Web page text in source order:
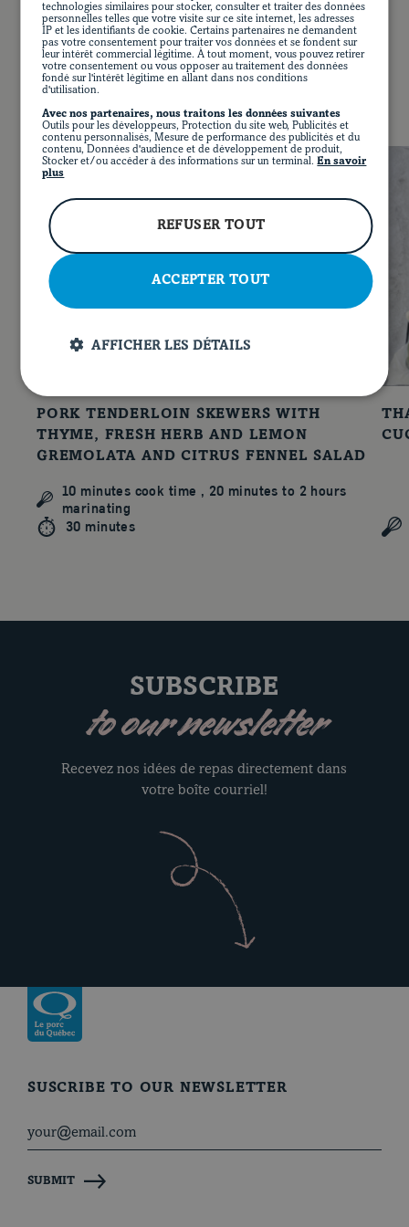
FR
FACEBOOKINSTAGRAMPINTEREST
until crispy.
Top tortillas with sliced pork, crispy vegetables, sour
cream and salsa or top sandwich bread with sliced
pork, served with pickled onions, herb mayonnaise and
in a bowl over rice or noodles and top with General Tao
sauce.
YOU MAY ALSO LIKE
PORK TENDERLOIN SKEWERS WITH
THYME, FRESH HERB AND LEMON
GREMOLATA AND CITRUS FENNEL SALAD
10 minutes cook time , 20 minutes to 2 hours
marinating
30 minutes
SUBSCRIBE
to our newsletter
Recevez nos idées de repas directement dans
votre boîte courriel!
Return to homepage
SUSCRIBE TO OUR NEWSLETTER
SUBMIT
technologies similaires pour stocker, consulter et traiter des données
personnelles telles que votre visite sur ce site internet, les adresses
IP et les identifiants de cookie. Certains partenaires ne demandent
pas votre consentement pour traiter vos données et se fondent sur
leur intérêt commercial légitime. À tout moment, vous pouvez retirer
votre consentement ou vous opposer au traitement des données
fondé sur l'intérêt légitime en allant dans nos conditions
d'utilisation.
Avec nos partenaires, nous traitons les données suivantes
Outils pour les développeurs, Protection du site web, Publicités et
contenu personnalisés, Mesure de performance des publicités et du
contenu, Données d'audience et de développement de produit,
Stocker et/ou accéder à des informations sur un terminal. En savoir
plus
ACCEPTER TOUT
REFUSER TOUT
AFFICHER LES DÉTAILS